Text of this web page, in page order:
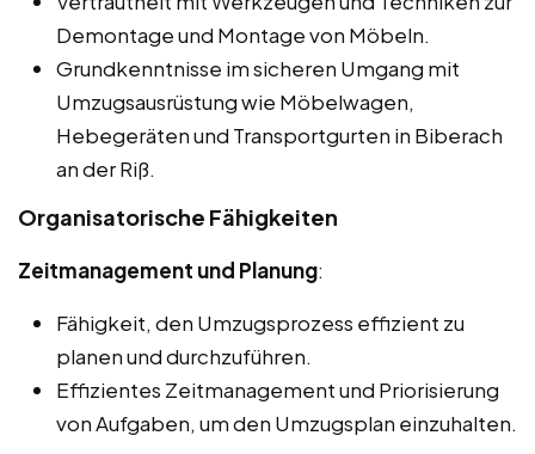
Demontage und Montage von Möbeln.
Grundkenntnisse im sicheren Umgang mit
Umzugsausrüstung wie Möbelwagen,
Hebegeräten und Transportgurten in Biberach
an der Riß.
Organisatorische Fähigkeiten
Zeitmanagement und Planung:
Fähigkeit, den Umzugsprozess effizient zu
planen und durchzuführen.
Effizientes Zeitmanagement und Priorisierung
von Aufgaben, um den Umzugsplan einzuhalten.